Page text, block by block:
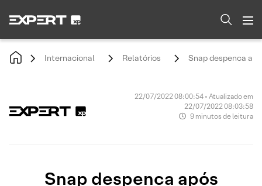
Internacional Relatórios Snap despenca
22/07/2022 08:00:54 • Atualizado em
22/07/2022 08:03:58
9 minutos de leitura
Snap despenca após